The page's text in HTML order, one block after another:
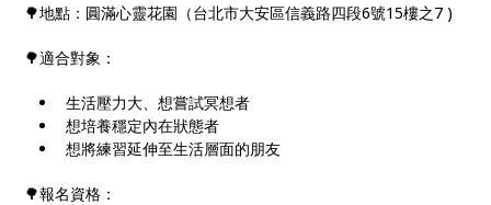
🌳地點：圓滿心靈花園（台北市大安區信義路四段6號15樓之7 )
🌳適合對象：
生活壓力大、想嘗試冥想者
想培養穩定內在狀態者
想將練習延伸至生活層面的朋友
🌳報名資格：